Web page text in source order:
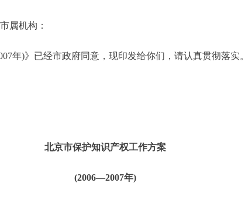
属机构：
)》已经市政府同意，现印发给你们，请认真贯彻落实。
北京市保护知识产权工作方案
(2006—2007年)